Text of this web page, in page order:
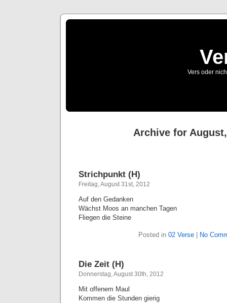
Vers oder
Archive for
Strichpunkt (H)
Freitag, August 31st, 2012
Auf den Gedanken
Wächst Moos an manchen Tagen
Fliegen die Steine
Posted in 02 Verse| No
Die Zeit (H)
Donnerstag, August 30th, 2012
Mit offenem Maul
Kommen die Stunden gierig